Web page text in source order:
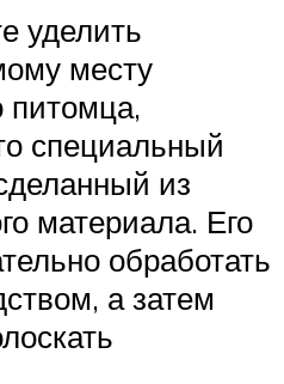
уделить
месту
питомца,
специальный
из
материала. Его
обработать
а затем